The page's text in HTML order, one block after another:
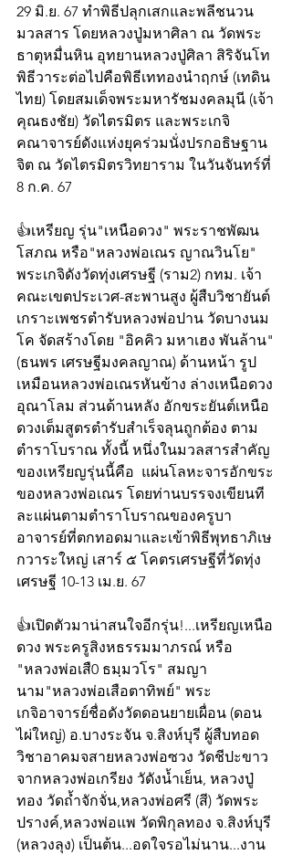
29 มิ.ย. 67 ทำพิธีปลุกเสกและพลีชนวน
มวลสาร โดยหลวงปู่มหาศิลา ณ วัดพระ
ธาตุหมื่นหิน อุทยานหลวงปู่ศิลา สิริจันโท
พิธีวาระต่อไปคือพิธีเททองนำฤกษ์ (เทดิน
ไทย) โดยสมเด็จพระมหารัชมงคลมุนี (เจ้า
คุณธงชัย) วัดไตรมิตร และพระเกจิ
คณาจารย์ดังแห่งยุคร่วมนั่งปรกอธิษฐาน
จิต ณ วัดไตรมิตรวิทยาราม ในวันจันทร์ที่
8 ก.ค. 67
👍เหรียญ รุ่น"เหนือดวง" พระราชพัฒน
โสภณ หรือ"หลวงพ่อเณร ญาณวินโย"
พระเกจิดังวัดทุ่งเศรษฐี (ราม2) กทม. เจ้า
คณะเขตประเวศ-สะพานสูง ผู้สืบวิชายันต์
เกราะเพชรตำรับหลวงพ่อปาน วัดบางนม
โค จัดสร้างโดย "อิคคิว มหาเฮง พันล้าน"
(ธนพร เศรษฐีมงคลญาณ) ด้านหน้า รูป
เหมือนหลวงพ่อเณรหันข้าง ล่างเหนือดวง
อุณาโลม ส่วนด้านหลัง อักขระยันต์เหนือ
ดวงเต็มสูตรตำรับสำเร็จลุนถูกต้อง ตาม
ตำราโบราณ ทั้งนี้ หนึ่งในมวลสารสำคัญ
ของเหรียญรุ่นนี้คือ  แผ่นโลหะจารอักขระ
ของหลวงพ่อเณร โดยท่านบรรจงเขียนที
ละแผ่นตามตำราโบราณของครูบา
อาจารย์ที่ตกทอดมาและเข้าพิธีพุทธาภิเษ
กวาระใหญ่ เสาร์ ๕ โคตรเศรษฐีที่วัดทุ่ง
เศรษฐี 10-13 เม.ย. 67
👍เปิดตัวมาน่าสนใจอีกรุ่น!...เหรียญเหนือ
ดวง พระครูสิงหธรรมมาภรณ์ หรือ
"หลวงพ่อเสื0 ธมฺมวโร" สมญา
นาม"หลวงพ่อเสือตาทิพย์" พระ
เกจิอาจารย์ชื่อดังวัดดอนยายเผื่อน (ดอน
ไผ่ใหญ่) อ.บางระจัน จ.สิงห์บุรี ผู้สืบทอด
วิชาอาคมจสายหลวงพ่อซวง วัดชีปะขาว
จากหลวงพ่อเกรียง วัดังน้ำเย็น, หลวงปู่
ทอง วัดถ้ำจักจั่น,หลวงพ่อศรี (สี) วัดพระ
ปรางค์,หลวงพ่อแพ วัดพิกุลทอง จ.สิงห์บุรี
(หลวงลุง) เป็นต้น...อดใจรอไม่นาน...งาน